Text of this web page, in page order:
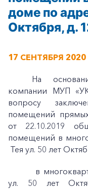
доме по
Октября, д.
17 СЕНТЯБРЯ 2020
На
компании МУП
вопросу
помещений
от 22.10.2019
помещений в
Тея ул. 50 лет
в
ул. 50 лет